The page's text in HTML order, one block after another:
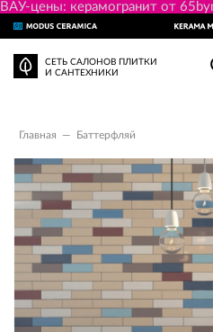
ВАУ-цены: керамогранит от
СЕТЬ САЛОНОВ ПЛИТКИ
И САНТЕХНИКИ
Главная — Баттерфляй